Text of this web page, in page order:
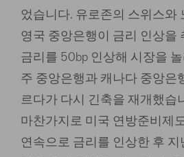
었습니다. 유로존의 스위스와
영국 중앙은행이 금리 인상을
금리를 50bp 인상해 시장을
주 중앙은행과 캐나다 중앙은
르다가 다시 긴축을 재개했습
마찬가지로 미국 연방준비제
연속으로 금리를 인상한 후